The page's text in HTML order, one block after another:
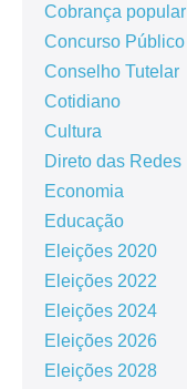
Cobrança popular
Concurso Público
Conselho Tutelar
Cotidiano
Cultura
Direto das Redes
Economia
Educação
Eleições 2020
Eleições 2022
Eleições 2024
Eleições 2026
Eleições 2028